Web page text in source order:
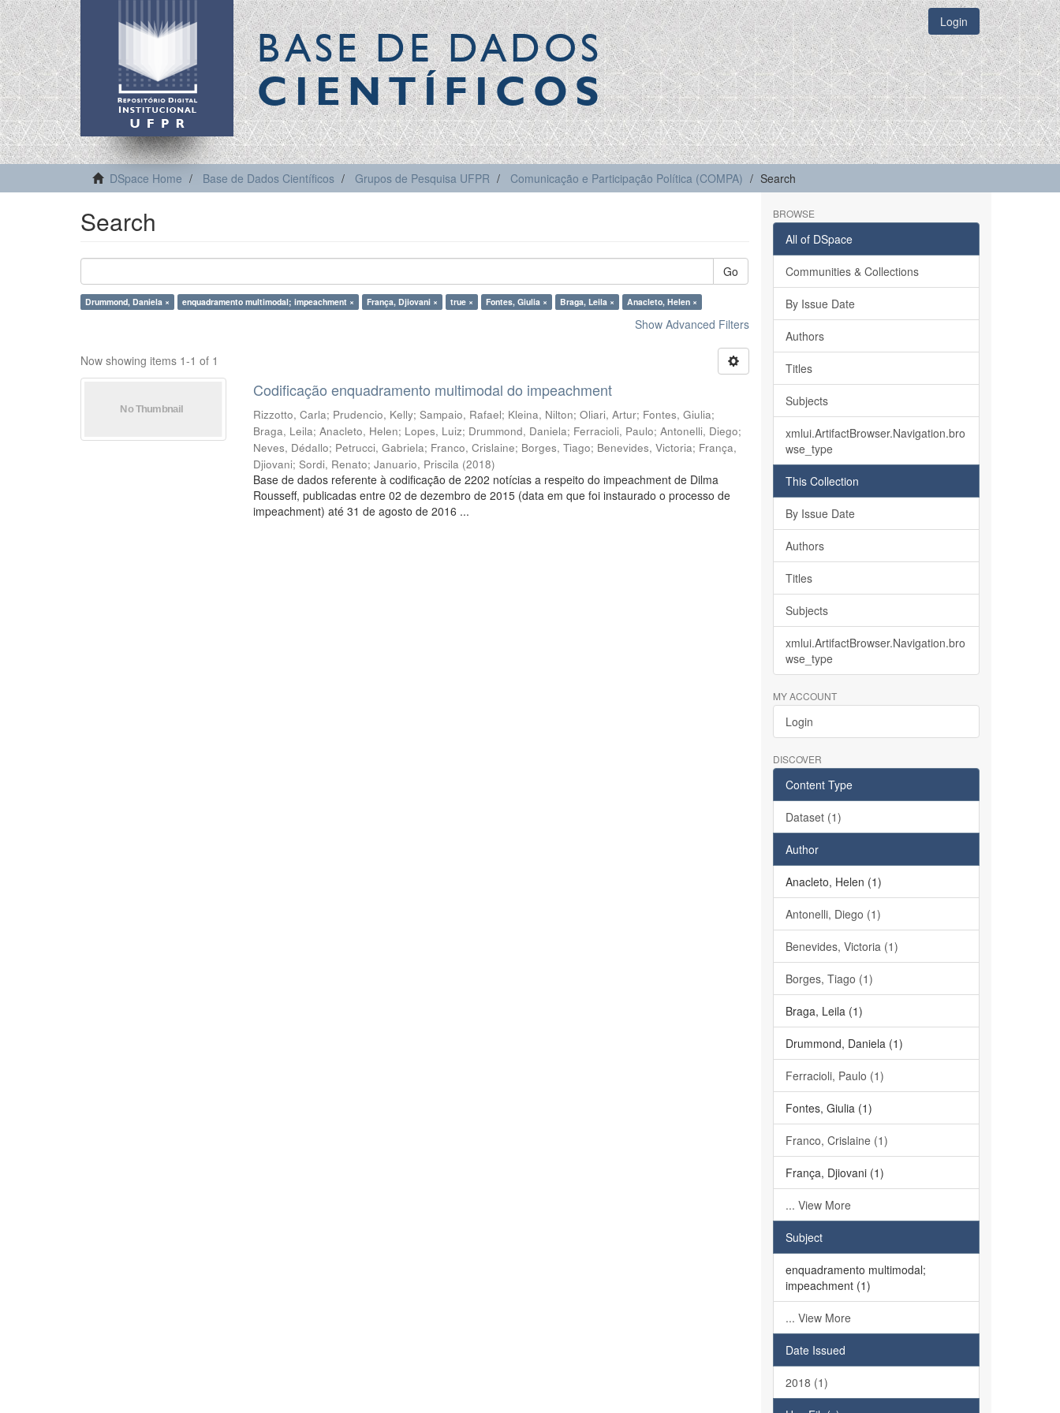
BASE DE DADOS
CIENTÍFICOS
Login
DSpace Home Base de Dados Científicos Grupos de Pesquisa UFPR Comunicação e Participação Política (COMPA) Search
Search
Go
Drummond, Daniela × enquadramento multimodal; impeachment × França, Djiovani × true × Fontes, Giulia × Braga, Leila × Anacleto, Helen ×
Show Advanced Filters
Now showing items 1-1 of 1
Codificação enquadramento multimodal do impeachment
Rizzotto, Carla; Prudencio, Kelly;Sampaio, Rafael; Kleina, Nilton;Oliari, Artur; Fontes, Giulia;
Braga, Leila;Anacleto, Helen; Lopes, Luiz; Drummond, Daniela; Ferracioli, Paulo;Antonelli, Diego;
Neves, Dédallo; Petrucci, Gabriela; Franco, Crislaine; Borges, Tiago; Benevides, Victoria; França,
Djiovani;Sordi, Renato;Januario, Priscila (2018)
Base de dados referente à codificação de 2202 notícias a respeito do impeachment de Dilma
Rousseff, publicadas entre 02 de dezembro de 2015 (data em que foi instaurado o processo de
impeachment) até 31 de agosto de 2016 ...
BROWSE
All of DSpace
Communities & Collections
By Issue Date
Authors
Titles
Subjects
xmlui.ArtifactBrowser.Navigation.bro
wse_type
This Collection
By Issue Date
Authors
Titles
Subjects
xmlui.ArtifactBrowser.Navigation.bro
wse_type
MY ACCOUNT
Login
DISCOVER
Content Type
Dataset (1)
Author
Anacleto, Helen (1)
Antonelli, Diego (1)
Benevides, Victoria (1)
Borges, Tiago (1)
Braga, Leila (1)
Drummond, Daniela (1)
Ferracioli, Paulo (1)
Fontes, Giulia (1)
Franco, Crislaine (1)
França, Djiovani (1)
... View More
Subject
enquadramento multimodal;
impeachment (1)
... View More
Date Issued
2018 (1)